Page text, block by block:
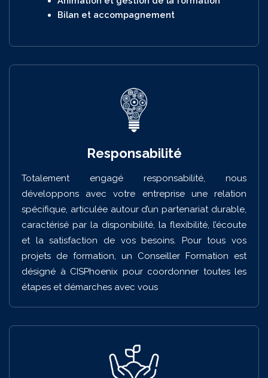
Bilan et accompagnement
Responsabilité
Totalement engagé responsabilité, nous
développons avec votre entreprise une relation
spécifique, articulée autour d’un partenariat durable,
caractérisé par la disponibilité, la flexibilité, l’écoute
et la satisfaction de vos besoins. Pour tous vos
projets de formation, un Conseiller Formation est
désigné à CISPhoenix pour coordonner toutes les
étapes et démarches avec vous